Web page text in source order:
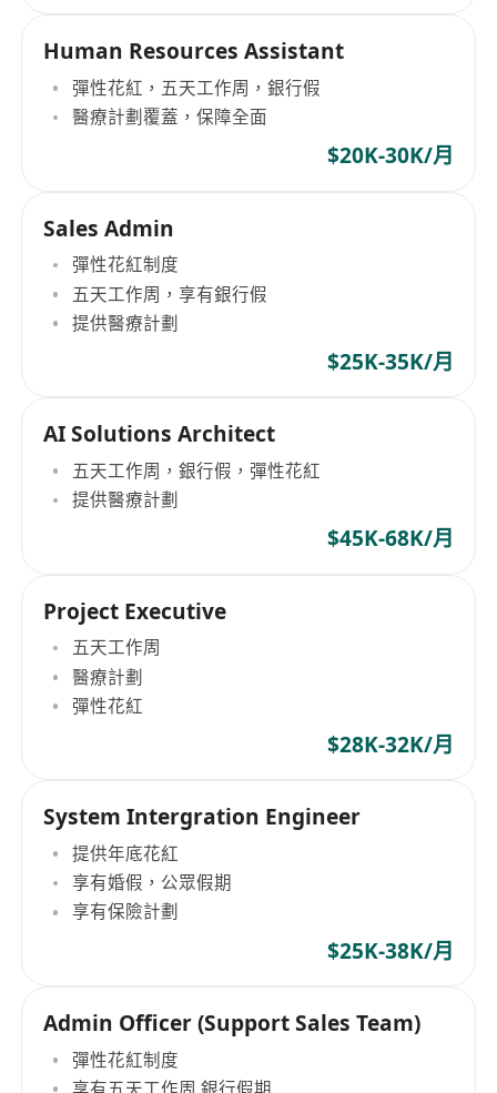
Human Resources Assistant
彈性花紅，五天工作周，銀行假
醫療計劃覆蓋，保障全面
$20K-30K/月
Sales Admin
彈性花紅制度
五天工作周，享有銀行假
提供醫療計劃
$25K-35K/月
AI Solutions Architect
五天工作周，銀行假，彈性花紅
提供醫療計劃
$45K-68K/月
Project Executive
五天工作周
醫療計劃
彈性花紅
$28K-32K/月
System Intergration Engineer
提供年底花紅
享有婚假，公眾假期
享有保險計劃
$25K-38K/月
Admin Officer (Support Sales Team)
彈性花紅制度